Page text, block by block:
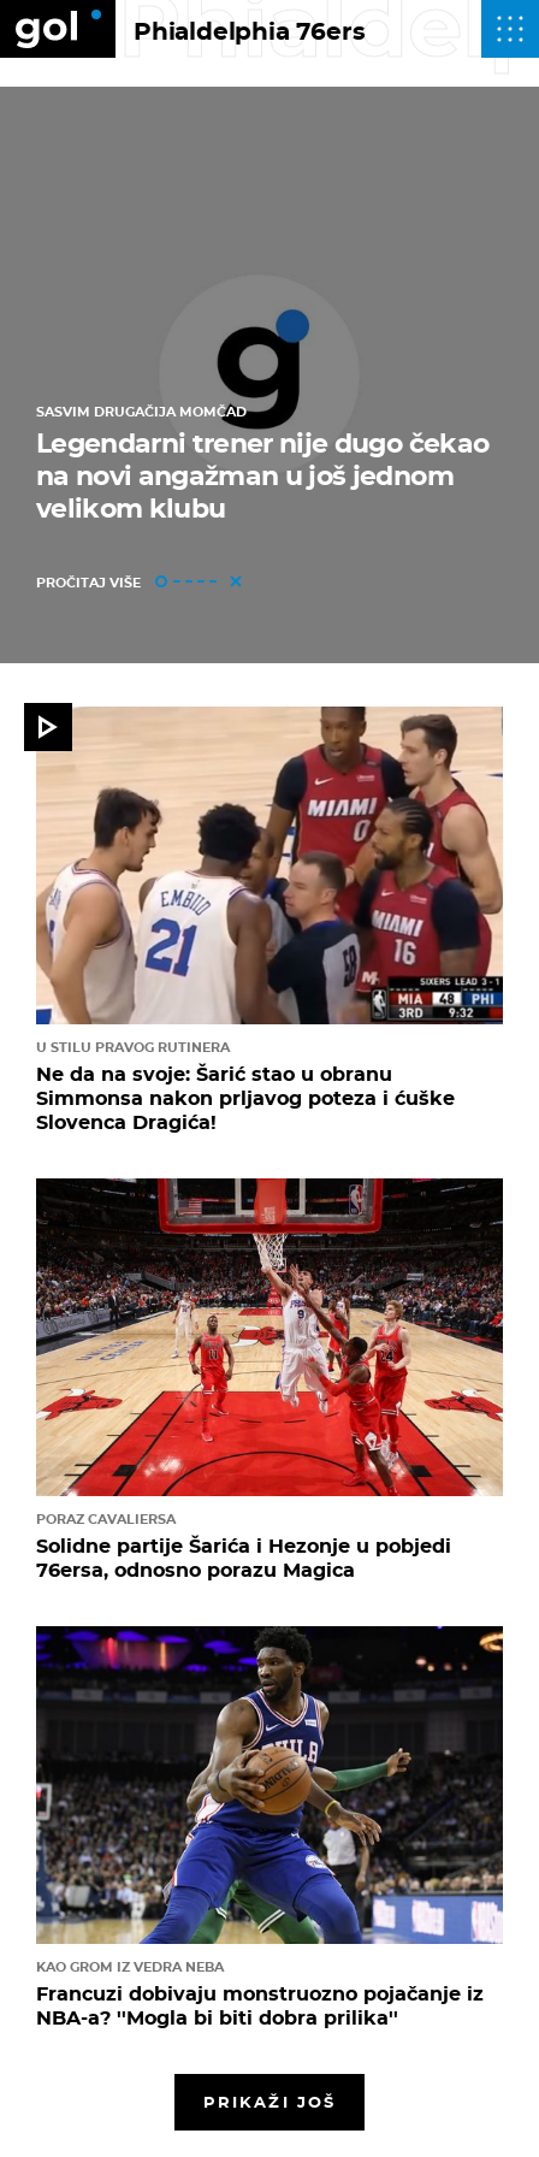
Phialdelphia 76ers
SASVIM DRUGAČIJA MOMČAD
Legendarni trener nije dugo čekao
na novi angažman u još jednom
velikom klubu
PROČITAJ VIŠE
U STILU PRAVOG RUTINERA
Ne da na svoje: Šarić stao u obranu
Simmonsa nakon prljavog poteza i ćuške
Slovenca Dragića!
PORAZ CAVALIERSA
Solidne partije Šarića i Hezonje u pobjedi
76ersa, odnosno porazu Magica
KAO GROM IZ VEDRA NEBA
Francuzi dobivaju monstruozno pojačanje iz
NBA-a? ''Mogla bi biti dobra prilika''
PRIKAŽI JOŠ